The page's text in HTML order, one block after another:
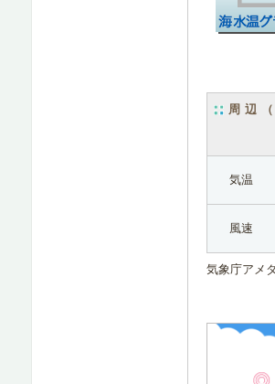
周辺
気温
風速
気象庁アメ